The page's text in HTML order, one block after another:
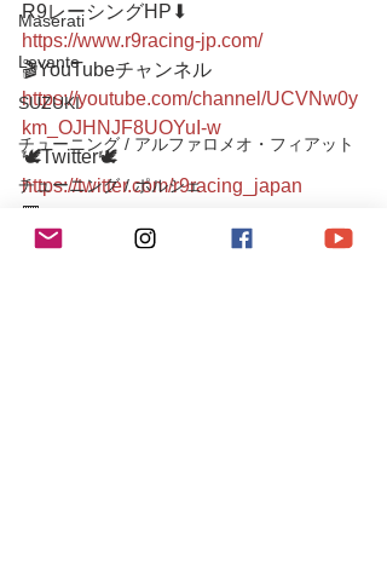
Maserati
Levante
SUZUKI
チューニング / アルファロメオ・フィアット
チューニング / ポルシェ
レース・イベント活動
R9レーシングHP⬇︎
https://www.r9racing-jp.com/
🎬YouTubeチャンネル
https://youtube.com/channel/UCVNw0y
km_OJHNJF8UOYuI-w
🕊Twitter🕊
https://twitter.com/r9racing_japan
🔻
LINE友達追加/LINEお問い合わせ🔻